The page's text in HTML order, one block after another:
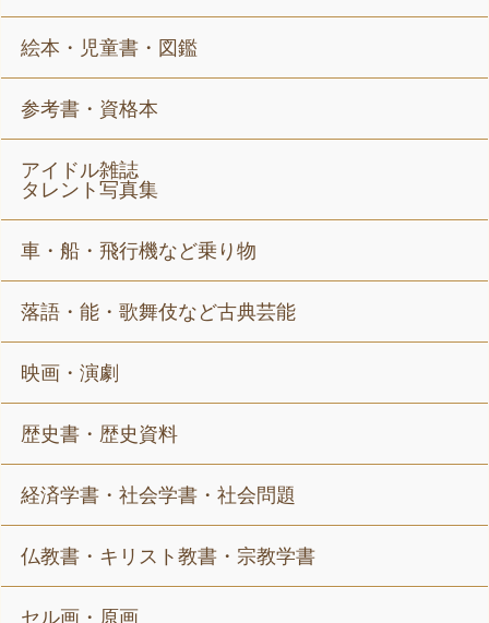
絵本・児童書・図鑑
参考書・資格本
アイドル雑誌
タレント写真集
車・船・飛行機など乗り物
落語・能・歌舞伎など古典芸能
映画・演劇
歴史書・歴史資料
経済学書・社会学書・社会問題
仏教書・キリスト教書・宗教学書
セル画・原画